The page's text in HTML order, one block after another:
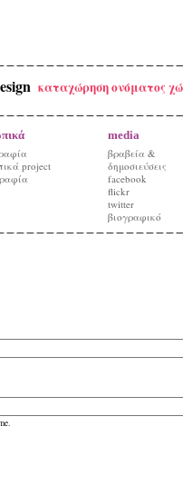
καταχώρηση ονόματος
project
media
βραβεία &
δημοσιεύσεις
facebook
flickr
twitter
βιογραφικό